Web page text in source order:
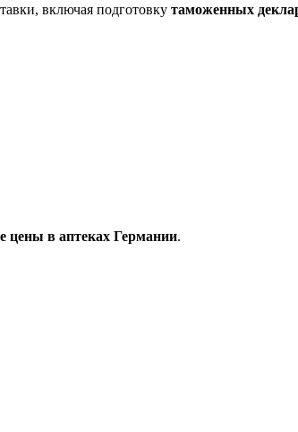
включая подготовку таможенных
цены в аптеках Германии.